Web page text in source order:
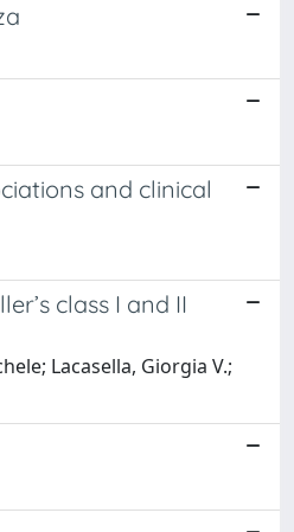
and clinical
class I and II
Lacasella, Giorgia V.;